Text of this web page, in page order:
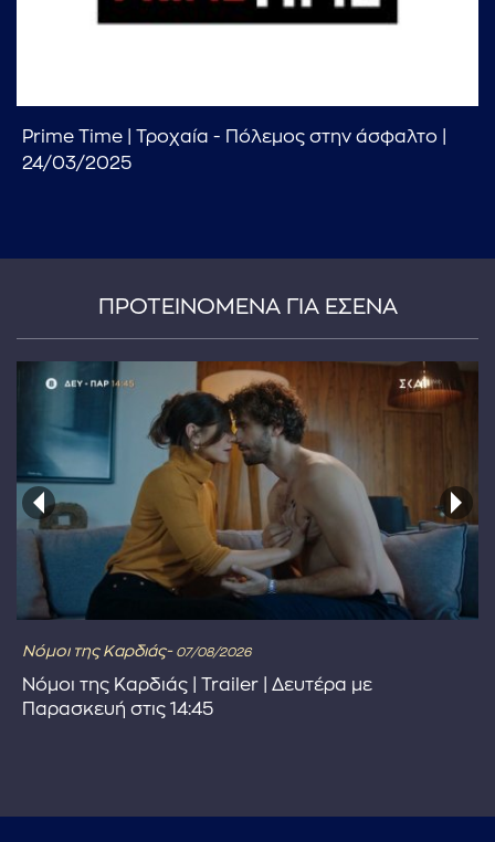
Prime Time | Τροχαία - Πόλεμος στην άσφαλτο |
24/03/2025
ΠΡΟΤΕΙΝΟΜΕΝΑ ΓΙΑ ΕΣΕΝΑ
Νόμοι της Καρδιάς- 07/08/2026
Νόμοι της Καρδιάς | Trailer | Δευτέρα με
Παρασκευή στις 14:45